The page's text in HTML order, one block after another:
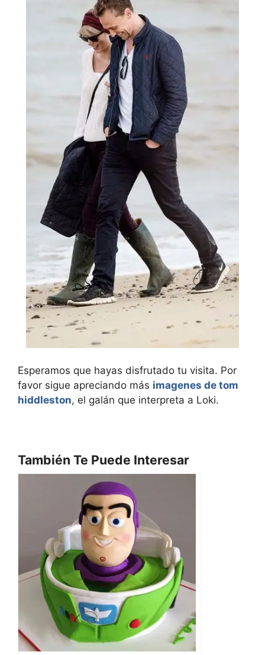
Esperamos que hayas disfrutado tu visita. Por
favor sigue apreciando más imagenes de tom
hiddleston, el galán que interpreta a Loki.
También Te Puede Interesar